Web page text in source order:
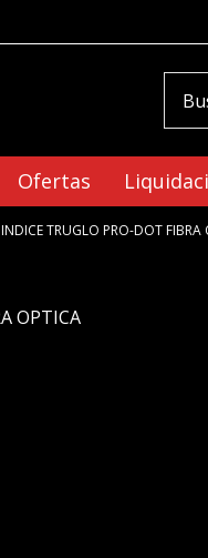
Ofertas
INDICE TRUGLO PRO-DOT FIBRA